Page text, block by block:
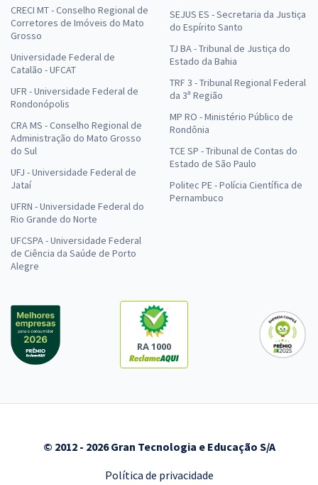
CRECI MT - Conselho Regional de
Corretores de Imóveis do Mato
Grosso
Universidade Federal de
Catalão - UFCAT
UFR - Universidade Federal de
Rondonópolis
CRA MS - Conselho Regional de
Administração do Mato Grosso
do Sul
UFJ - Universidade Federal de
Jataí
UFRN - Universidade Federal do
Rio Grande do Norte
UFCSPA - Universidade Federal
de Ciência da Saúde de Porto
Alegre
SEJUS ES - Secretaria da Justiça
do Espírito Santo
TJ BA - Tribunal de Justiça do
Estado da Bahia
TRF 3 - Tribunal Regional Federal
da 3ª Região
MP RO - Ministério Público de
Rondônia
TCE SP - Tribunal de Contas do
Estado de São Paulo
Politec PE - Polícia Científica de
Pernambuco
RA 1000
© 2012 - 2026 Gran Tecnologia e Educação S/A
Política de privacidade